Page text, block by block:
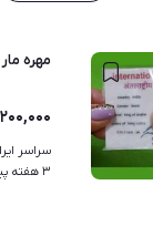
دردنیا مهره
سراسر
۳ هفته پیش